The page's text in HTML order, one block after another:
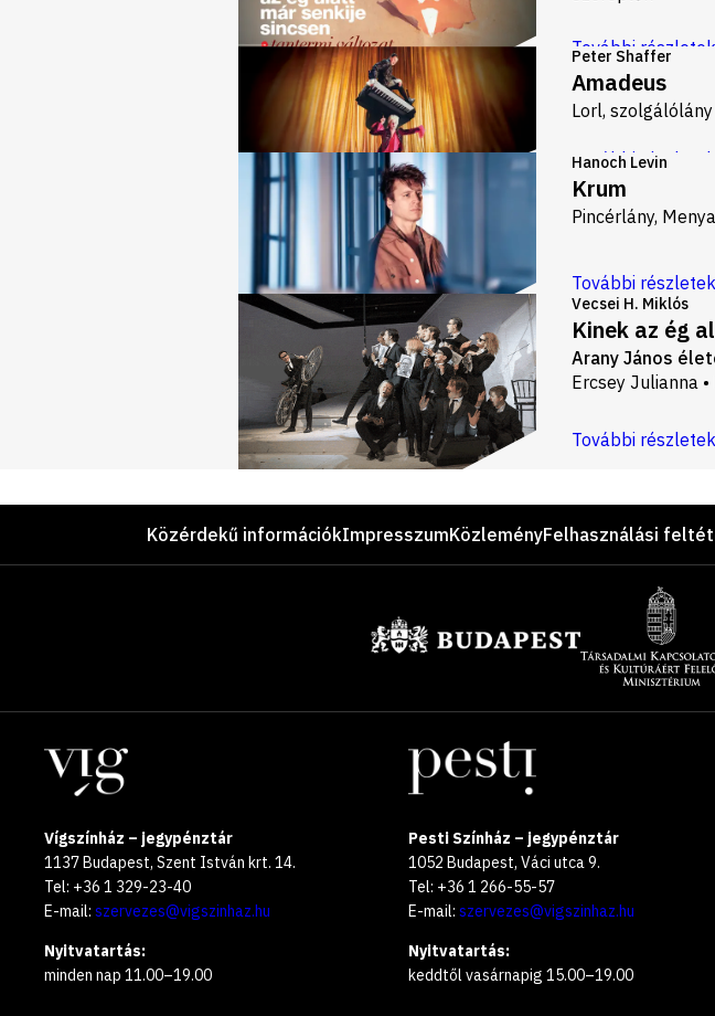
További részletek
Peter Shaffer
Amadeus
Lorl, szolgálólány
További részletek
Hanoch Levin
Krum
Pincérlány,
További részletek
Vecsei H. Miklós
Kinek az ég
Arany János
Ercsey Julianna •
További részletek
Közérdekű információkImpresszumKözleményFelhasználási
Helyszínek
Vígszínház – jegypénztár
1137 Budapest, Szent István krt. 14.
Tel: +36 1 329-23-40
E-mail: szervezes@vigszinhaz.hu
Nyitvatartás:
minden nap 11.00–19.00
Pesti Színház – jegypénztár
1052 Budapest, Váci utca 9.
Tel: +36 1 266-55-57
E-mail: szervezes@vigszinhaz.hu
Nyitvatartás:
keddtől vasárnapig 15.00–19.00